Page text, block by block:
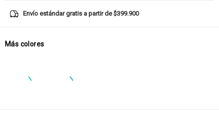
Envío estándar gratis a partir de $399.900
Más colores